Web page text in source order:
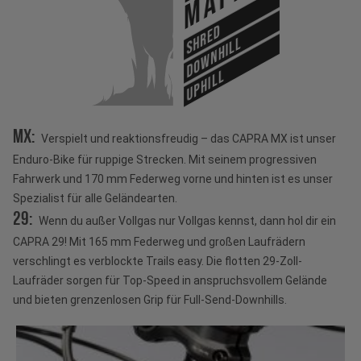
SHRED
DOWNHILL
UPHILL
MX: Verspielt und reaktionsfreudig – das CAPRA MX ist unser
Enduro-Bike für ruppige Strecken. Mit seinem progressiven
Fahrwerk und 170 mm Federweg vorne und hinten ist es unser
Spezialist für alle Geländearten.
29: Wenn du außer Vollgas nur Vollgas kennst, dann hol dir ein
CAPRA 29! Mit 165 mm Federweg und großen Laufrädern
verschlingt es verblockte Trails easy. Die flotten 29-Zoll-
Laufräder sorgen für Top-Speed in anspruchsvollem Gelände
und bieten grenzenlosen Grip für Full-Send-Downhills.